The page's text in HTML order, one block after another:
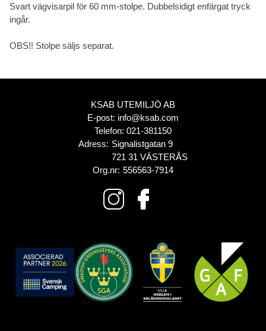
Svart vägvisarpil för 60 mm-stolpe. Dubbelsidigt enfärgat tryck
ingår.
OBS!! Stolpe säljs separat.
KSAB UTEMILJÖ AB
E-post: info@ksab.com
Telefon: 021-381150
Adress: Signalistgatan 9
721 31 VÄSTERÅS
Org.nr: 556563-7914